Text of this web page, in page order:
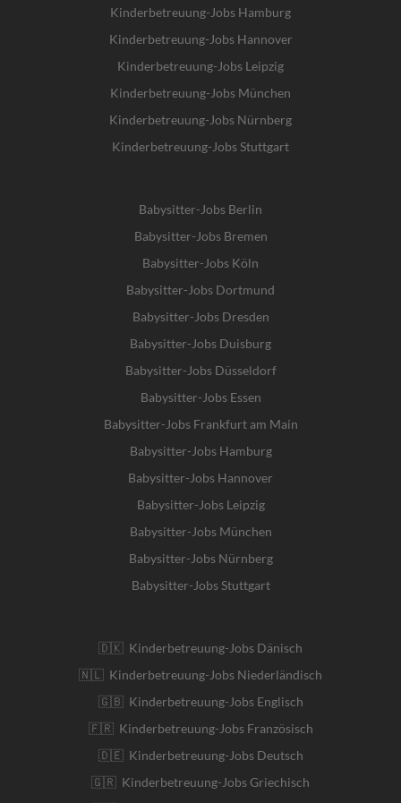
Kinderbetreuung-Jobs Hamburg
Kinderbetreuung-Jobs Hannover
Kinderbetreuung-Jobs Leipzig
Kinderbetreuung-Jobs München
Kinderbetreuung-Jobs Nürnberg
Kinderbetreuung-Jobs Stuttgart
Babysitter-Jobs Berlin
Babysitter-Jobs Bremen
Babysitter-Jobs Köln
Babysitter-Jobs Dortmund
Babysitter-Jobs Dresden
Babysitter-Jobs Duisburg
Babysitter-Jobs Düsseldorf
Babysitter-Jobs Essen
Babysitter-Jobs Frankfurt am Main
Babysitter-Jobs Hamburg
Babysitter-Jobs Hannover
Babysitter-Jobs Leipzig
Babysitter-Jobs München
Babysitter-Jobs Nürnberg
Babysitter-Jobs Stuttgart
🇩🇰 Kinderbetreuung-Jobs Dänisch
🇳🇱 Kinderbetreuung-Jobs Niederländisch
🇬🇧 Kinderbetreuung-Jobs Englisch
🇫🇷 Kinderbetreuung-Jobs Französisch
🇩🇪 Kinderbetreuung-Jobs Deutsch
🇬🇷 Kinderbetreuung-Jobs Griechisch